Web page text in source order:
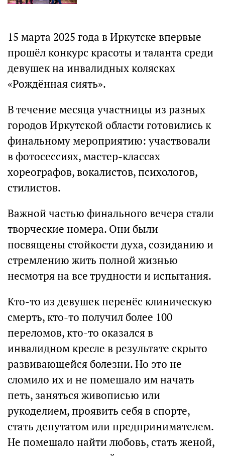
15 марта 2025 года в Иркутске впервые
прошёл конкурс красоты и таланта среди
девушек на инвалидных колясках
«Рождённая сиять».
В течение месяца участницы из разных
городов Иркутской области готовились к
финальному мероприятию: участвовали
в фотосессиях, мастер-классах
хореографов, вокалистов, психологов,
стилистов.
Важной частью финального вечера стали
творческие номера. Они были
посвящены стойкости духа, созиданию и
стремлению жить полной жизнью
несмотря на все трудности и испытания.
Кто-то из девушек перенёс клиническую
смерть, кто-то получил более 100
переломов, кто-то оказался в
инвалидном кресле в результате скрыто
развивающейся болезни. Но это не
сломило их и не помешало им начать
петь, заняться живописью или
рукоделием, проявить себя в спорте,
стать депутатом или предпринимателем.
Не помешало найти любовь, стать женой,